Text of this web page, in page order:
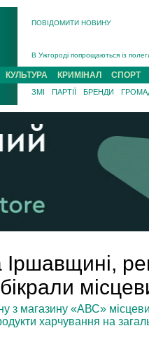
ПОВІДОМИТИ НОВИНУ
В Ужгороді попрощаються із
В Ужгороді 5 серпня
Підтвердили загибель
На війні з рф поліг військовий з
На Хустщині внаслідок ДТП за
Інструктора районного ТЦК на
КУЛЬТУРА КРИМІНАЛ СПОРТ
ЗМІ ПАРТІЇ БРЕНДИ
з магазину «АВС»
харчування на